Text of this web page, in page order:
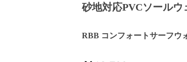
砂地対応PVCソールウ
RBB コンフォートサーフウ